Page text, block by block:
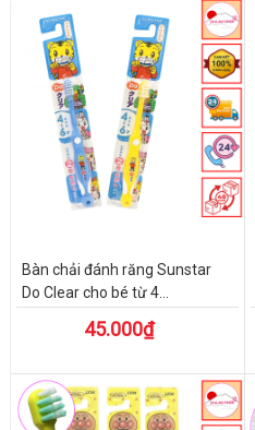
Bàn chải đánh răng Sunstar
Do Clear cho bé từ 4...
45.000₫